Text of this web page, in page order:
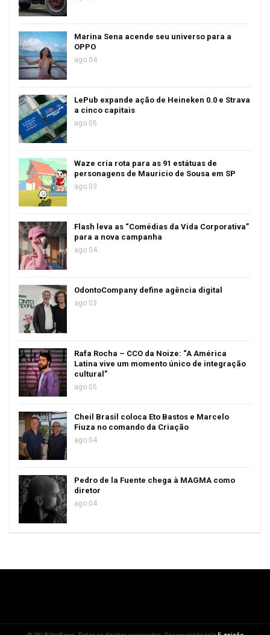
Marina Sena acende seu universo para a
OPPO
ago 04
LePub expande ação de Heineken 0.0 e Strava
a cinco capitais
ago 05
Waze cria rota para as 91 estátuas de
personagens de Mauricio de Sousa em SP
ago 03
Flash leva as “Comédias da Vida Corporativa”
para a nova campanha
ago 04
OdontoCompany define agência digital
ago 03
Rafa Rocha – CCO da Noize: “A América
Latina vive um momento único de integração
cultural”
ago 05
Cheil Brasil coloca Eto Bastos e Marcelo
Fiuza no comando da Criação
ago 04
Pedro de la Fuente chega à MAGMA como
diretor
ago 04